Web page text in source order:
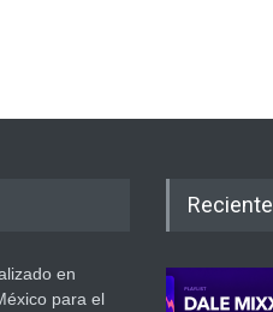
en
para el
Reciente